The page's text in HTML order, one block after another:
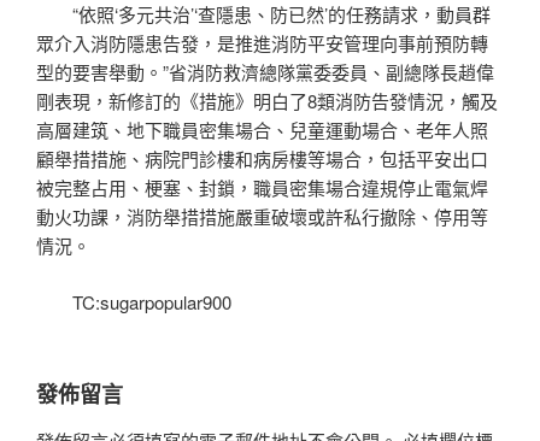
“依照‘多元共治’‘查隱患、防已然’的任務請求，動員群
眾介入消防隱患告發，是推進消防平安管理向事前預防轉
型的要害舉動。”省消防救濟總隊黨委委員、副總隊長趙偉
剛表現，新修訂的《措施》明白了8類消防告發情況，觸及
高層建筑、地下職員密集場合、兒童運動場合、老年人照
顧舉措措施、病院門診樓和病房樓等場合，包括平安出口
被完整占用、梗塞、封鎖，職員密集場合違規停止電氣焊
動火功課，消防舉措措施嚴重破壞或許私行撤除、停用等
情況。
TC:sugarpopular900
發佈留言